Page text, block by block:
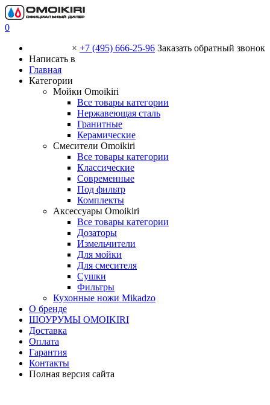
0
× +7 (495) 666-25-96 Заказать обратный звонок
Написать в
Главная
Категории
Мойки Omoikiri
Все товары категории
Нержавеющая сталь
Гранитные
Керамические
Смесители Omoikiri
Все товары категории
Классические
Современные
Под фильтр
Комплекты
Аксессуары Omoikiri
Все товары категории
Дозаторы
Измельчители
Для мойки
Для смесителя
Сушки
Фильтры
Кухонные ножи Mikadzo
О бренде
ШОУРУМЫ OMOIKIRI
Доставка
Оплата
Гарантия
Контакты
Полная версия сайта